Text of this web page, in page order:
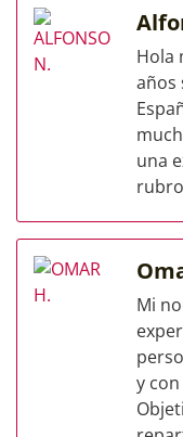
Hola
años
una
Mi
y